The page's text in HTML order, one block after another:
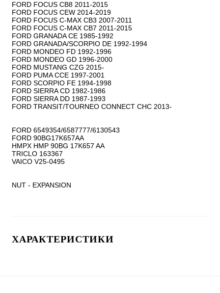
FORD FOCUS CB8 2011-2015
FORD FOCUS CEW 2014-2019
FORD FOCUS C-MAX CB3 2007-2011
FORD FOCUS C-MAX CB7 2011-2015
FORD GRANADA CE 1985-1992
FORD GRANADA/SCORPIO DE 1992-1994
FORD MONDEO FD 1992-1996
FORD MONDEO GD 1996-2000
FORD MUSTANG CZG 2015-
FORD PUMA CCE 1997-2001
FORD SCORPIO FE 1994-1998
FORD SIERRA CD 1982-1986
FORD SIERRA DD 1987-1993
FORD TRANSIT/TOURNEO CONNECT CHC 2013-
FORD 6549354/6587777/6130543
FORD 90BG17K657AA
HMPX HMP 90BG 17K657 AA
TRICLO 163367
VAICO V25-0495
NUT - EXPANSION
ХАРАКТЕРИСТИКИ